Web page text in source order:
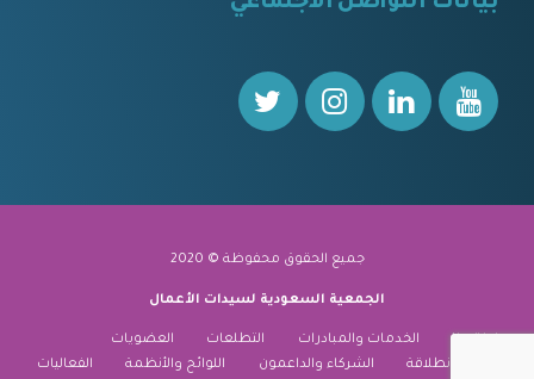
جميع الحقوق محفوظة © 2020
الجمعية السعودية لسيدات الأعمال
نبذة عنا الخدمات والمبادرات التطلعات
العضويات
منارة الانطلاقة
الشركاء والداعمون اللوائح والأنظمة الفعاليات